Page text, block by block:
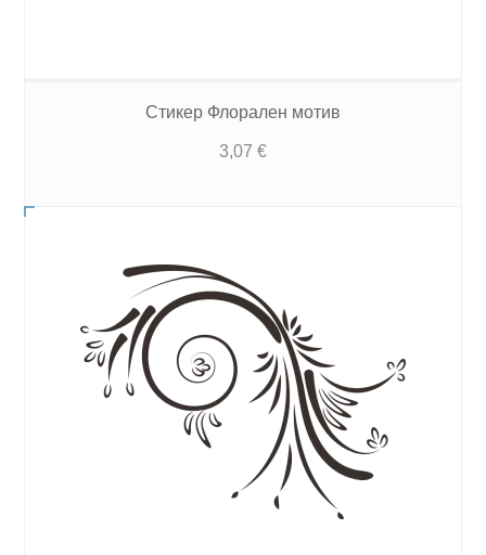
Стикер Флорален мотив
3,07 €